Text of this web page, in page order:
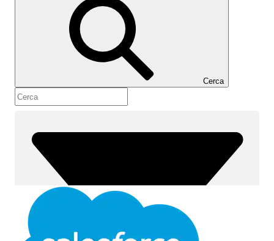
Mostra sommario
Sommario
Cerca